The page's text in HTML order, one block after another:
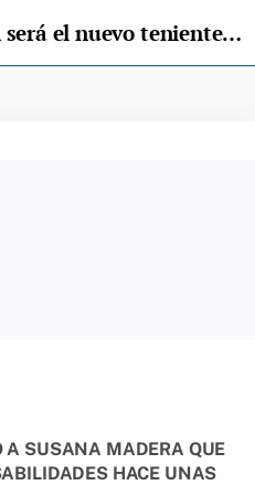
Javier Rodríguez Morán será el nuevo teniente de alcalde de Siero
A SUSANA MADERA QUE
HACE UNAS